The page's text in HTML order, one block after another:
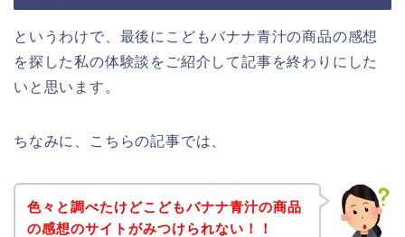
というわけで、最後にこどもバナナ青汁の商品の感想
を探した私の体験談をご紹介して記事を終わりにした
いと思います。
ちなみに、こちらの記事では、
色々と調べたけどこどもバナナ青汁の商品
の感想のサイトがみつけられない！！